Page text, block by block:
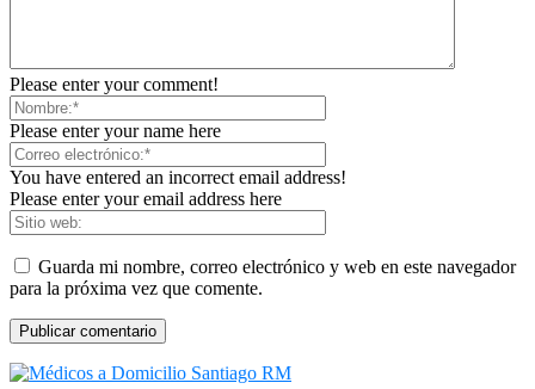
Please enter your comment!
Please enter your name here
You have entered an incorrect email address!
Please enter your email address here
Guarda mi nombre, correo electrónico y web en este navegador
para la próxima vez que comente.